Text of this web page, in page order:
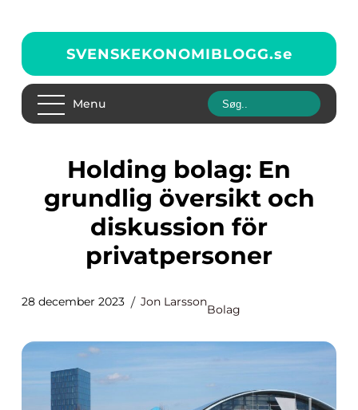
SVENSKEKONOMIBLOGG.se
Menu
Holding bolag: En
grundlig översikt och
diskussion för
privatpersoner
28 december 2023 Jon Larsson
Bolag